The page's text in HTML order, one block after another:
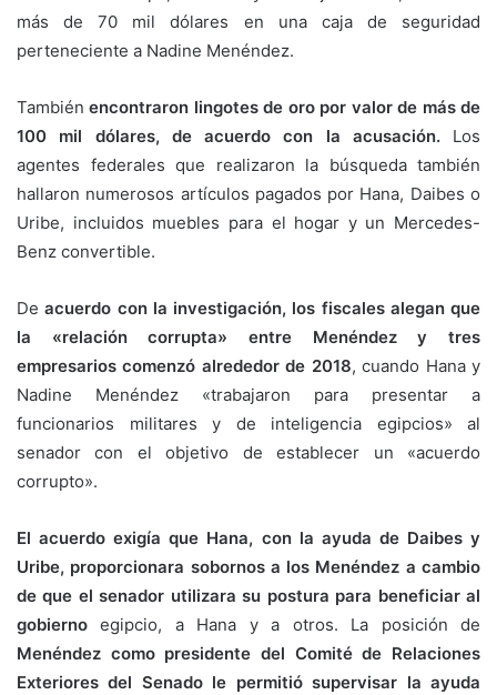
más de 70 mil dólares en una caja de seguridad
perteneciente a Nadine Menéndez.
Tambiénencontraron lingotes de oro por valor de más de
100 mil dólares, de acuerdo con la acusación.Los
agentes federales que realizaron la búsqueda también
hallaron numerosos artículos pagados por Hana, Daibes o
Uribe, incluidos muebles para el hogar y un Mercedes-
Benz convertible.
Deacuerdo con la investigación, los fiscales alegan que
la «relación corrupta» entre Menéndez y tres
empresarios comenzó alrededor de 2018, cuando Hana y
Nadine Menéndez «trabajaron para presentar a
funcionarios militares y de inteligencia egipcios» al
senador con el objetivo de establecer un «acuerdo
corrupto».
El acuerdo exigía que Hana, con la ayuda de Daibes y
Uribe, proporcionara sobornos a los Menéndez a cambio
de que el senador utilizara su postura para beneficiar al
gobierno egipcio, a Hana y a otros. La posición de
Menéndez como presidente del Comité de Relaciones
Exteriores del Senado le permitió supervisar la ayuda